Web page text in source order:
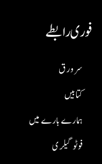
فوری رابطے
فوٹو گیلری
ہمارے بارے میں
کتابیں
سر ورق